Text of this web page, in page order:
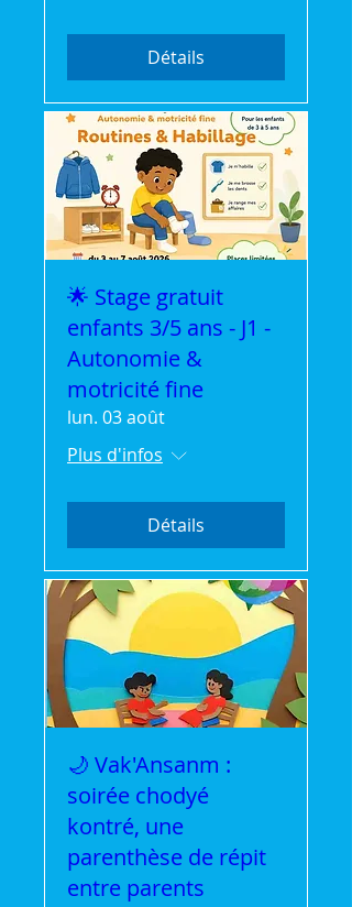
Détails
🌟 Stage gratuit
enfants 3/5 ans - J1 -
Autonomie &
motricité fine
lun. 03 août
Plus d'infos
Détails
🌙 Vak'Ansanm :
soirée chodyé
kontré, une
parenthèse de répit
entre parents